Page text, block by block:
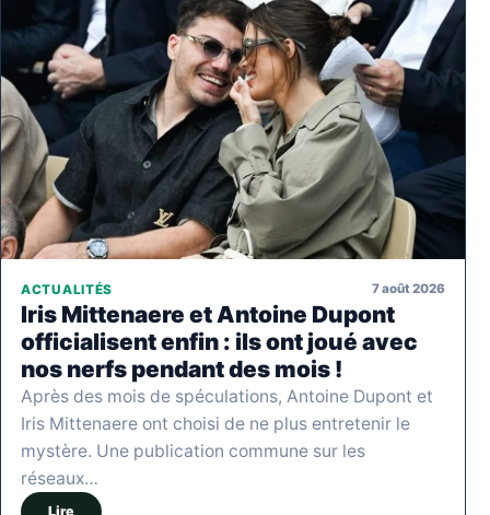
ACTUALITÉS 7 août 2026
Iris Mittenaere et Antoine Dupont
officialisent enfin : ils ont joué avec
nos nerfs pendant des mois !
Après des mois de spéculations, Antoine Dupont et
Iris Mittenaere ont choisi de ne plus entretenir le
mystère. Une publication commune sur les
réseaux…
Lire